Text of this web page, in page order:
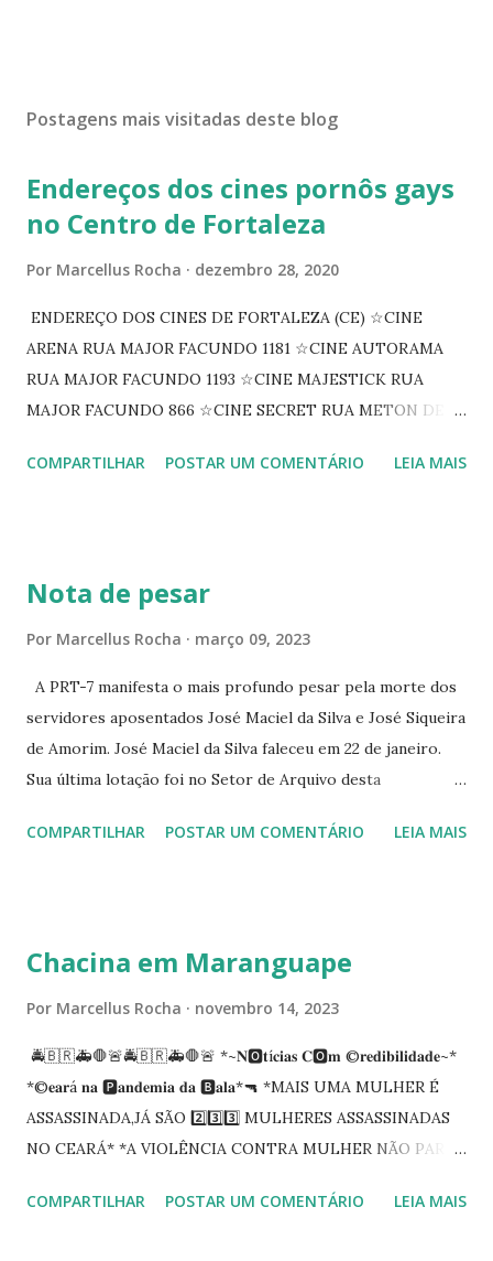
Postagens mais visitadas deste blog
Endereços dos cines pornôs gays
no Centro de Fortaleza
Por Marcellus Rocha dezembro 28, 2020
ENDEREÇO DOS CINES DE FORTALEZA (CE) ☆CINE
ARENA RUA MAJOR FACUNDO 1181 ☆CINE AUTORAMA
RUA MAJOR FACUNDO 1193 ☆CINE MAJESTICK RUA
MAJOR FACUNDO 866 ☆CINE SECRET RUA METON DE
PEIXOTO 1307 ☆CINE IRIS RUA FLORIANO PEIXOTO 1206
☆CINE VIP CLUBE RUA 24 DE MAIO 825 ☆CINE ECLIPSE
COMPARTILHAR POSTAR UM COMENTÁRIO LEIA MAIS
Nota de pesar
Por Marcellus Rocha março 09, 2023
A PRT-7 manifesta o mais profundo pesar pela morte dos
servidores aposentados José Maciel da Silva e José Siqueira
de Amorim. José Maciel da Silva faleceu em 22 de janeiro.
Sua última lotação foi no Setor de Arquivo desta
Siqueira Amorim faleceu em 28 de fevereiro e encerrou a
enquanto atuaram nesta instituição.
COMPARTILHAR POSTAR UM COMENTÁRIO LEIA MAIS
Chacina em Maranguape
Por Marcellus Rocha novembro 14, 2023
🚔🇧🇷🚑🛑🚨🚔🇧🇷🚑🛑🚨 *~𝐍🅾️𝐭í𝐜𝐢𝐚𝐬 𝐂🅾️𝐦 ©️𝐫𝐞𝐝𝐢𝐛𝐢𝐥𝐢𝐝𝐚𝐝𝐞~*
*©️𝐞𝐚𝐫á 𝐧𝐚 🅿️𝐚𝐧𝐝𝐞𝐦𝐢𝐚 𝐝𝐚 🅱️𝐚𝐥𝐚*🔫 *MAIS UMA MULHER É
ASSASSINADA,JÁ SÃO 2️⃣3️⃣3️⃣ MULHERES ASSASSINADAS
NO CEARÁ* *A VIOLÊNCIA CONTRA MULHER NÃO PARA
informações quarto pessoas foram executadas no Distrito
COMPARTILHAR POSTAR UM COMENTÁRIO LEIA MAIS